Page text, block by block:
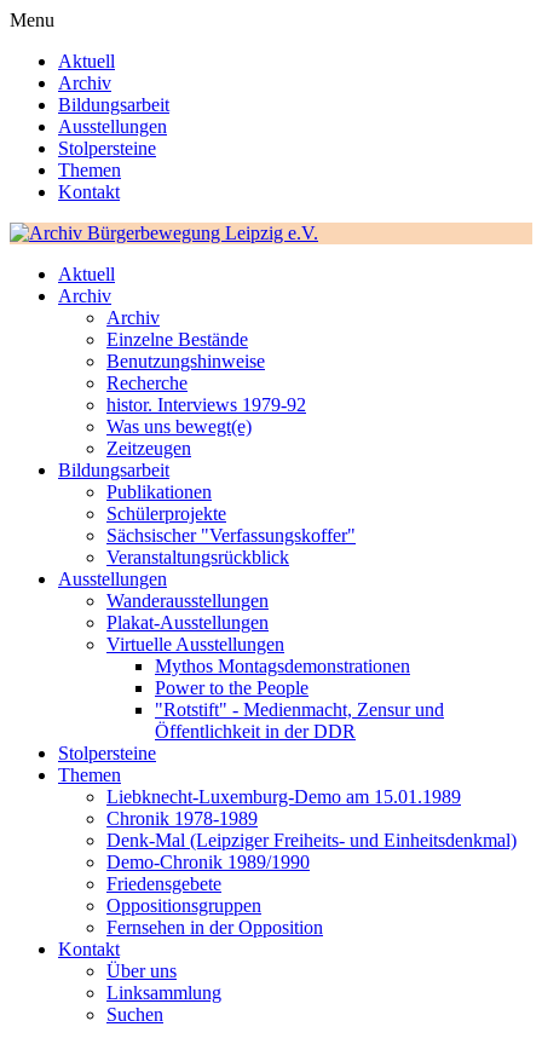
Menu
Aktuell
Archiv
Bildungsarbeit
Ausstellungen
Stolpersteine
Themen
Kontakt
Aktuell
Archiv
Archiv
Einzelne Bestände
Benutzungshinweise
Recherche
histor. Interviews 1979-92
Was uns bewegt(e)
Zeitzeugen
Bildungsarbeit
Publikationen
Schülerprojekte
Sächsischer "Verfassungskoffer"
Veranstaltungsrückblick
Ausstellungen
Wanderausstellungen
Plakat-Ausstellungen
Virtuelle Ausstellungen
Mythos Montagsdemonstrationen
Power to the People
"Rotstift" - Medienmacht, Zensur und
Öffentlichkeit in der DDR
Stolpersteine
Themen
Liebknecht-Luxemburg-Demo am 15.01.1989
Chronik 1978-1989
Denk-Mal (Leipziger Freiheits- und Einheitsdenkmal)
Demo-Chronik 1989/1990
Friedensgebete
Oppositionsgruppen
Fernsehen in der Opposition
Kontakt
Über uns
Linksammlung
Suchen